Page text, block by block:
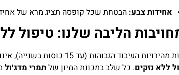
אחידות צבע: הבטחת שכל קופסה תציג מרא של
הליבה שלנו: טיפול
העיבוד הגבוהות (עד 15 כוסות בשנייה), איננו מתפשרים על מצב הפרי. מנצלים 50 שנות ניסיון, אנו מפעילים
ללא נזקים. כל שלב במכונת המיון שלתמרי מדג׳ול